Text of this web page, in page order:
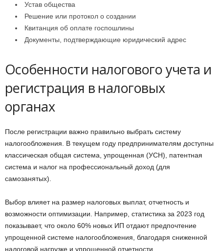
Устав общества
Решение или протокол о создании
Квитанция об оплате госпошлины
Документы, подтверждающие юридический адрес
Особенности налогового учета и
регистрация в налоговых
органах
После регистрации важно правильно выбрать систему
налогообложения. В текущем году предпринимателям доступны
классическая общая система, упрощенная (УСН), патентная
система и налог на профессиональный доход (для
самозанятых).
Выбор влияет на размер налоговых выплат, отчетность и
возможности оптимизации. Например, статистика за 2023 год
показывает, что около 60% новых ИП отдают предпочтение
упрощенной системе налогообложения, благодаря сниженной
налоговой нагрузке и упрощенной отчетности.